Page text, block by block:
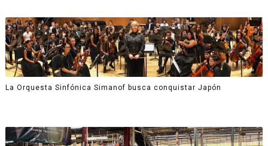
La Orquesta Sinfónica Simanof busca conquistar Japón